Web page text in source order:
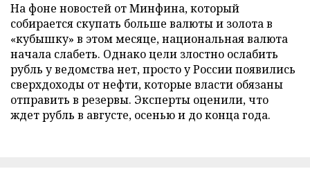
На фоне новостей от Минфина, который
собирается скупать больше валюты и золота в
«кубышку» в этом месяце, национальная валюта
начала слабеть. Однако цели злостно ослабить
рубль у ведомства нет, просто у России появились
сверхдоходы от нефти, которые власти обязаны
отправить в резервы. Эксперты оценили, что
ждет рубль в августе, осенью и до конца года.